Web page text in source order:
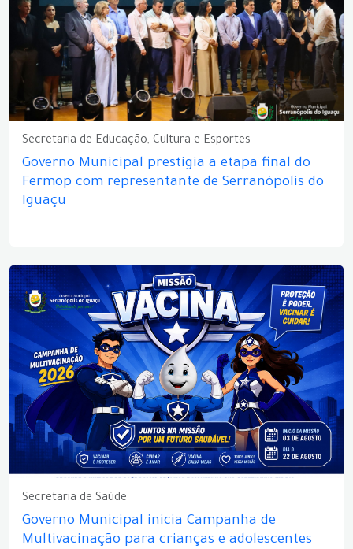
Secretaria de Educação, Cultura e Esportes
Governo Municipal prestigia a etapa final do
Fermop com representante de Serranópolis do
Iguaçu
Secretaria de Saúde
Governo Municipal inicia Campanha de
Multivacinação para crianças e adolescentes